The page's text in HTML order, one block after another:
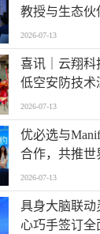
教授与生态伙
时代”
2026-07-13
喜讯｜云翔科
低空安防技术
阶段
2026-07-13
优必选与
合作，共推世
2026-07-13
具身大脑联动
心巧手签订全